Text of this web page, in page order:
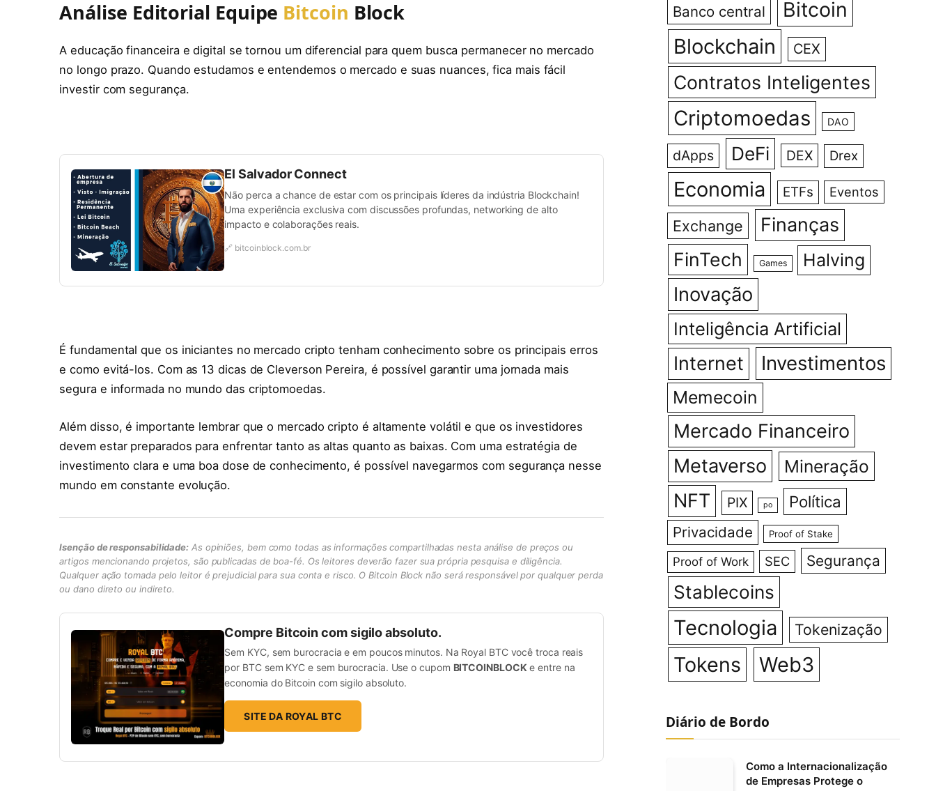
Análise Editorial Equipe Bitcoin Block
A educação financeira e digital se tornou um diferencial para quem busca permanecer no mercado
no longo prazo. Quando estudamos e entendemos o mercado e suas nuances, fica mais fácil
investir com segurança.
El Salvador Connect
Não perca a chance de estar com os principais líderes da indústria Blockchain!
Uma experiência exclusiva com discussões profundas, networking de alto
impacto e colaborações reais.
🔗 bitcoinblock.com.br
É fundamental que os iniciantes no mercado cripto tenham conhecimento sobre os principais erros
e como evitá-los. Com as 13 dicas de Cleverson Pereira, é possível garantir uma jornada mais
segura e informada no mundo das criptomoedas.
Além disso, é importante lembrar que o mercado cripto é altamente volátil e que os investidores
devem estar preparados para enfrentar tanto as altas quanto as baixas. Com uma estratégia de
investimento clara e uma boa dose de conhecimento, é possível navegarmos com segurança nesse
mundo em constante evolução.
Isenção de responsabilidade: As opiniões, bem como todas as informações compartilhadas nesta análise de preços ou
artigos mencionando projetos, são publicadas de boa-fé. Os leitores deverão fazer sua própria pesquisa e diligência.
Qualquer ação tomada pelo leitor é prejudicial para sua conta e risco. O Bitcoin Block não será responsável por qualquer perda
ou dano direto ou indireto.
Compre Bitcoin com sigilo absoluto.
Sem KYC, sem burocracia e em poucos minutos. Na Royal BTC você troca reais
por BTC sem KYC e sem burocracia. Use o cupom BITCOINBLOCK e entre na
economia do Bitcoin com sigilo absoluto.
SITE DA ROYAL BTC
Banco central
Bitcoin
Blockchain
CEX
Contratos Inteligentes
Criptomoedas DAO
dApps DeFi DEX Drex
Economia ETFs Eventos
Exchange Finanças
FinTech Games Halving
Inovação
Inteligência Artificial
Internet Investimentos
Memecoin
Mercado Financeiro
Metaverso
Mineração
NFT PIX po Política
Privacidade Proof of Stake
Proof of Work SEC Segurança
Stablecoins
Tecnologia Tokenização
Tokens Web3
Diário de Bordo
Como a Internacionalização
de Empresas Protege o